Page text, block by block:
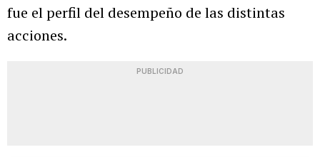
fue el perfil del desempeño de las distintas
acciones.
PUBLICIDAD